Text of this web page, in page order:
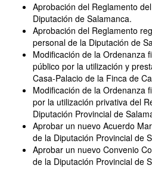
Aprobación del Reglamento
Diputación de Salamanca.
Aprobación del Reglamento
personal de la Diputación de
Modificación de la Ordenanza
público por la utilización y
Casa-Palacio de la Finca de
Modificación de la Ordenanza
por la utilización privativa del
Diputación Provincial de
Aprobar un nuevo Acuerdo
de la Diputación Provincial de
Aprobar un nuevo Convenio
de la Diputación Provincial de